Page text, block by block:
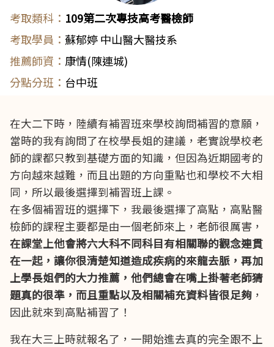
109第二次專技高考醫檢師
蘇郁婷 中山醫大醫技系
康情(陳連城)
台中班
在大二下時，陸續有補習班來學校詢問補習的意願，
當時的我有詢問了在校學長姐的建議，老實說學校老
師的課都只教到基礎方面的知識，但因為近期國考的
方向越來越難，而且出題的方向重點也和學校不大相
同，所以最後選擇到補習班上課。
在多個補習班的選擇下，我最後選擇了高點，高點醫
檢師的課程主要都是由一個老師來上，老師很厲害，
在課堂上他會將六大科不同科目有相關聯的觀念連貫
在一起，讓你很清楚知道造成疾病的來龍去脈，再加
上學長姐們的大力推薦，他們總會在嘴上掛著老師猜
題真的很準，而且重點以及相關補充資料皆很足夠 ，
因此就來到高點補習了！
我在大三上時就報名了，一開始進去真的完全跟不上